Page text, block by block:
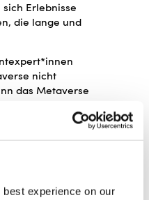
experience on our
Erlebnisse
die lange und
nicht
das Metaverse
Zukunft, werden.
de/marketing-